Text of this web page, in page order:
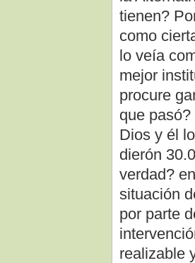
tienen?
como
lo veía
mejor
procure
que
Dios y él
dierón
verdad?
situación
por parte
realizable